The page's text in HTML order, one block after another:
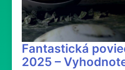
Fantastická
2025 –